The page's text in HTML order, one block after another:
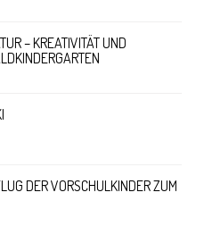
– KREATIVITÄT UND
DER VORSCHULKINDER ZUM